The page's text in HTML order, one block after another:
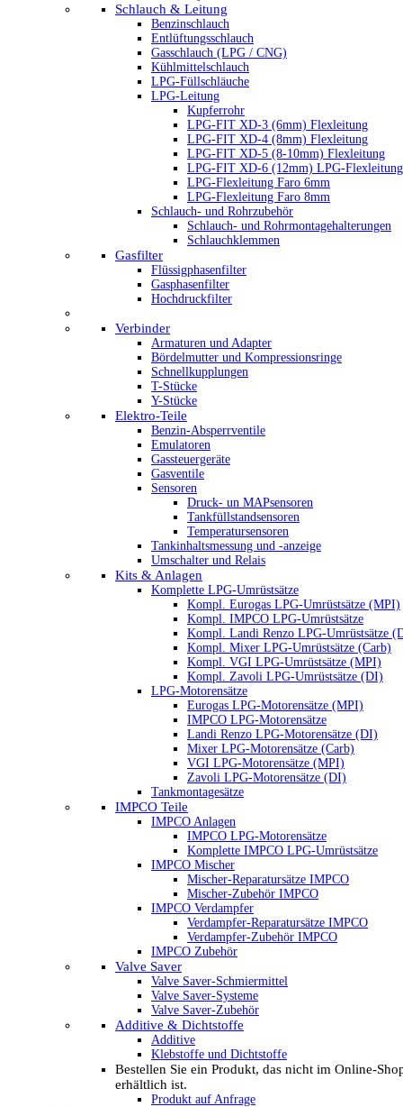
Schlauch & Leitung
Benzinschlauch
Entlüftungsschlauch
Gasschlauch (LPG / CNG)
Kühlmittelschlauch
LPG-Füllschläuche
LPG-Leitung
Kupferrohr
LPG-FIT XD-3 (6mm) Flexleitung
LPG-FIT XD-4 (8mm) Flexleitung
LPG-FIT XD-5 (8-10mm) Flexleitung
LPG-FIT XD-6 (12mm) LPG-Flexleitung
LPG-Flexleitung Faro 6mm
LPG-Flexleitung Faro 8mm
Schlauch- und Rohrzubehör
Schlauch- und Rohrmontagehalterungen
Schlauchklemmen
Gasfilter
Flüssigphasenfilter
Gasphasenfilter
Hochdruckfilter
Verbinder
Armaturen und Adapter
Bördelmutter und Kompressionsringe
Schnellkupplungen
T-Stücke
Y-Stücke
Elektro-Teile
Benzin-Absperrventile
Emulatoren
Gassteuergeräte
Gasventile
Sensoren
Druck- un MAPsensoren
Tankfüllstandsensoren
Temperatursensoren
Tankinhaltsmessung und -anzeige
Umschalter und Relais
Kits & Anlagen
Komplette LPG-Umrüstsätze
Kompl. Eurogas LPG-Umrüstsätze (MPI)
Kompl. IMPCO LPG-Umrüstsätze
Kompl. Landi Renzo LPG-Umrüstsätze
Kompl. Mixer LPG-Umrüstsätze (Carb)
Kompl. VGI LPG-Umrüstsätze (MPI)
Kompl. Zavoli LPG-Umrüstsätze (DI)
LPG-Motorensätze
Eurogas LPG-Motorensätze (MPI)
IMPCO LPG-Motorensätze
Landi Renzo LPG-Motorensätze (DI)
Mixer LPG-Motorensätze (Carb)
VGI LPG-Motorensätze (MPI)
Zavoli LPG-Motorensätze (DI)
Tankmontagesätze
IMPCO Teile
IMPCO Anlagen
IMPCO LPG-Motorensätze
Komplette IMPCO LPG-Umrüstsätze
IMPCO Mischer
Mischer-Reparatursätze IMPCO
Mischer-Zubehör IMPCO
IMPCO Verdampfer
Verdampfer-Reparatursätze IMPCO
Verdampfer-Zubehör IMPCO
IMPCO Zubehör
Valve Saver
Valve Saver-Schmiermittel
Valve Saver-Systeme
Valve Saver-Zubehör
Additive & Dichtstoffe
Additive
Klebstoffe und Dichtstoffe
Bestellen Sie ein Produkt, das nicht im Online-
erhältlich ist.
Produkt auf Anfrage